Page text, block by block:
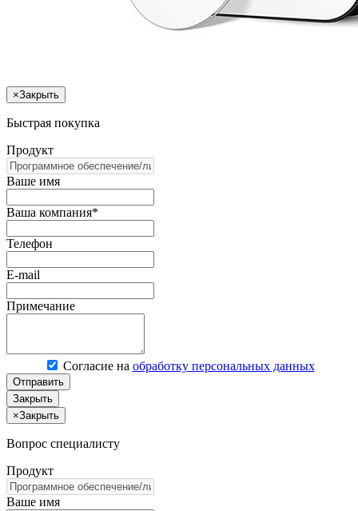
×Закрыть
Быстрая покупка
Продукт
Ваше имя
Ваша компания*
Телефон
E-mail
Примечание
Согласие на обработку персональных данных
Отправить
Закрыть
×Закрыть
Вопрос специалисту
Продукт
Ваше имя